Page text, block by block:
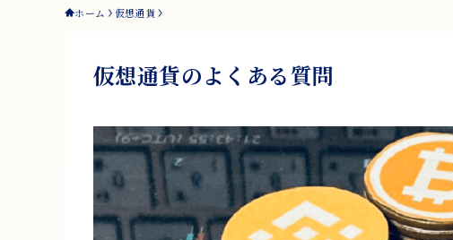
ホーム 仮想通貨
仮想通貨のよくある質問